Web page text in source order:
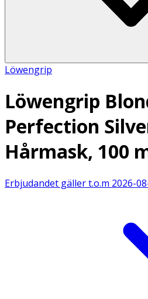
Löwengrip
Löwengrip
Perfection
Hårmask, 100
Erbjudandet gäller t.o.m 2026-